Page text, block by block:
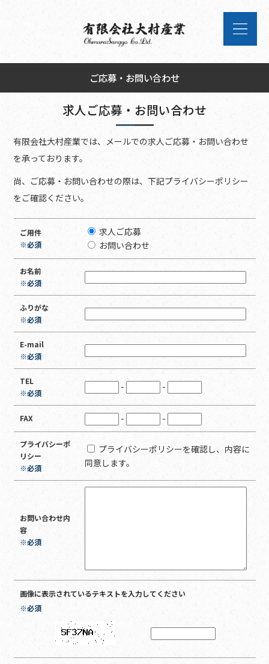
ご応募・お問い合わせ
求人ご応募・お問い合わせ
有限会社大村産業では、メールでの求人ご応募・お問い合わせ
を承っております。
尚、ご応募・お問い合わせの際は、下記プライバシーポリシー
をご確認ください。
ご用件
※必須
求人ご応募
お問い合わせ
お名前
※必須
ふりがな
※必須
E-mail
※必須
TEL
※必須
- -
FAX - -
プライバシーポ
リシー
※必須
プライバシーポリシーを確認し、内容に
同意します。
お問い合わせ内
容
※必須
画像に表示されているテキストを入力してください
※必須